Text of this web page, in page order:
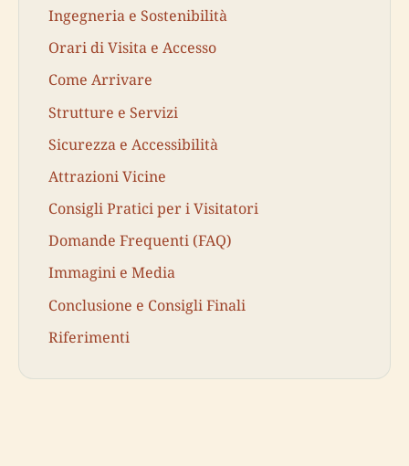
Ingegneria e Sostenibilità
Orari di Visita e Accesso
Come Arrivare
Strutture e Servizi
Sicurezza e Accessibilità
Attrazioni Vicine
Consigli Pratici per i Visitatori
Domande Frequenti (FAQ)
Immagini e Media
Conclusione e Consigli Finali
Riferimenti